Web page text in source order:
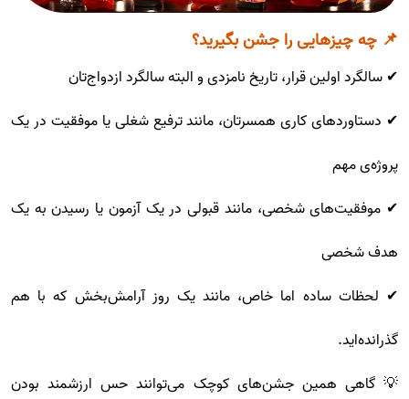
📌 چه چیزهایی را جشن بگیرید؟
✔ سالگرد اولین قرار، تاریخ نامزدی و البته سالگرد ازدواج‌تان
✔ دستاوردهای کاری همسرتان، مانند ترفیع شغلی یا موفقیت در یک
پروژه‌ی مهم
✔ موفقیت‌های شخصی، مانند قبولی در یک آزمون یا رسیدن به یک
هدف شخصی
✔ لحظات ساده اما خاص، مانند یک روز آرامش‌بخش که با هم
گذرانده‌اید.
💡 گاهی همین جشن‌های کوچک می‌توانند حس ارزشمند بودن